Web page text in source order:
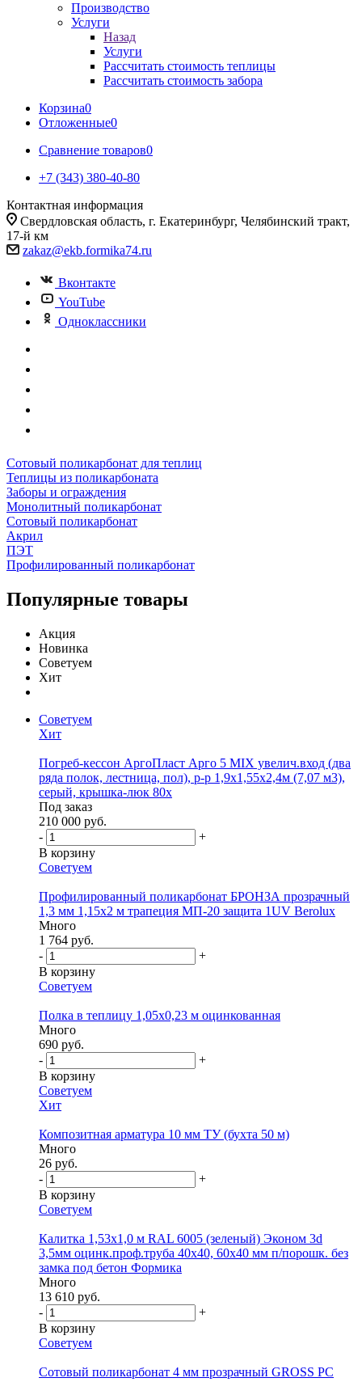
Производство
Услуги
Назад
Услуги
Рассчитать стоимость теплицы
Рассчитать стоимость забора
Корзина0
Отложенные0
Сравнение товаров0
+7 (343) 380-40-80
Контактная информация
Свердловская область, г. Екатеринбург, Челябинский тракт,
17-й км
zakaz@ekb.formika74.ru
Вконтакте
YouTube
Одноклассники
Сотовый поликарбонат для теплиц
Теплицы из поликарбоната
Заборы и ограждения
Монолитный поликарбонат
Сотовый поликарбонат
Акрил
ПЭТ
Профилированный поликарбонат
Популярные товары
Акция
Новинка
Советуем
Хит
Советуем
Хит
Погреб-кессон АргоПласт Арго 5 MIX увелич.вход (два
ряда полок, лестница, пол), р-р 1,9х1,55х2,4м (7,07 м3),
серый, крышка-люк 80х
Под заказ
210 000 руб.
-
+
В корзину
Советуем
Профилированный поликарбонат БРОНЗА прозрачный
1,3 мм 1,15х2 м трапеция МП-20 защита 1UV Berolux
Много
1 764 руб.
-
+
В корзину
Советуем
Полка в теплицу 1,05х0,23 м оцинкованная
Много
690 руб.
-
+
В корзину
Советуем
Хит
Композитная арматура 10 мм ТУ (бухта 50 м)
Много
26 руб.
-
+
В корзину
Советуем
Калитка 1,53х1,0 м RAL 6005 (зеленый) Эконом 3d
3,5мм оцинк.проф.труба 40х40, 60х40 мм п/порошк. без
замка под бетон Формика
Много
13 610 руб.
-
+
В корзину
Советуем
Сотовый поликарбонат 4 мм прозрачный GROSS PC